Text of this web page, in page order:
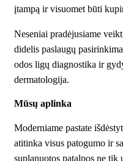
įtampą ir visuomet būti
Neseniai pradėjusiame
didelis paslaugų
odos ligų diagnostika ir
dermatologija.
Mūsų aplinka
Moderniame pastate
atitinka visus patogumo ir
suplanuotos patalpos ne